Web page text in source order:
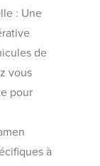
: Une
de
vous
pour
à